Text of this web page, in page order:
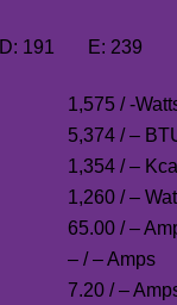
D: 191 E: 239
1,575 / -
5,374 / –
1,354 / –
1,260 / –
65.00 / –
– / – Amps
7.20 / –